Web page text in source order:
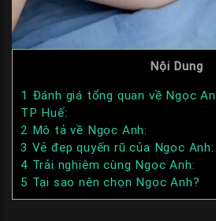
Nội Dung
1 Đánh giá tổng quan về Ngọc
TP Huế:
2 Mô tả về Ngọc Anh:
3 Vẻ đẹp quyến rũ của Ngọc Anh:
4 Trải nghiệm cùng Ngọc Anh:
5 Tại sao nên chọn Ngọc Anh?